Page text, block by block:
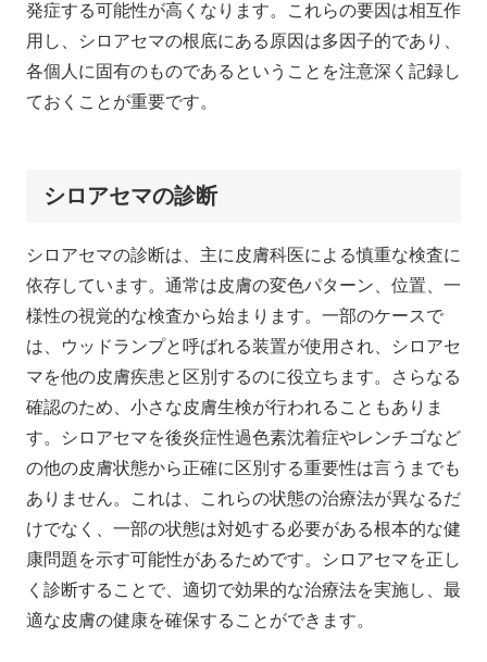
発症する可能性が高くなります。これらの要因は相互作
用し、シロアセマの根底にある原因は多因子的であり、
各個人に固有のものであるということを注意深く記録し
ておくことが重要です。
シロアセマの診断
シロアセマの診断は、主に皮膚科医による慎重な検査に
依存しています。通常は皮膚の変色パターン、位置、一
様性の視覚的な検査から始まります。一部のケースで
は、ウッドランプと呼ばれる装置が使用され、シロアセ
マを他の皮膚疾患と区別するのに役立ちます。さらなる
確認のため、小さな皮膚生検が行われることもありま
す。シロアセマを後炎症性過色素沈着症やレンチゴなど
の他の皮膚状態から正確に区別する重要性は言うまでも
ありません。これは、これらの状態の治療法が異なるだ
けでなく、一部の状態は対処する必要がある根本的な健
康問題を示す可能性があるためです。シロアセマを正し
く診断することで、適切で効果的な治療法を実施し、最
適な皮膚の健康を確保することができます。